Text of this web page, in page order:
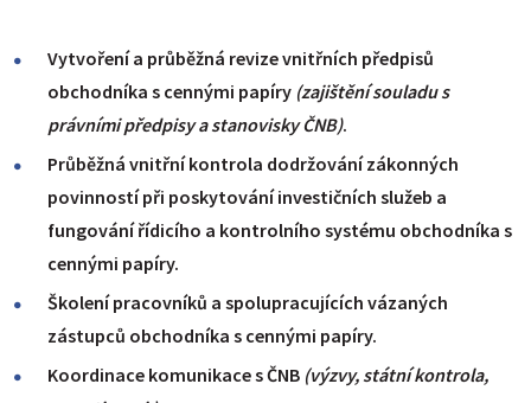
Vytvoření a průběžná revize vnitřních předpisů
obchodníka s cennými papíry (zajištění souladu s
právními předpisy a stanovisky ČNB).
Průběžná vnitřní kontrola dodržování zákonných
povinností při poskytování investičních služeb a
fungování řídicího a kontrolního systému obchodníka s
cennými papíry.
Školení pracovníků a spolupracujících vázaných
zástupců obchodníka s cennými papíry.
Koordinace komunikace s ČNB (výzvy, státní kontrola,